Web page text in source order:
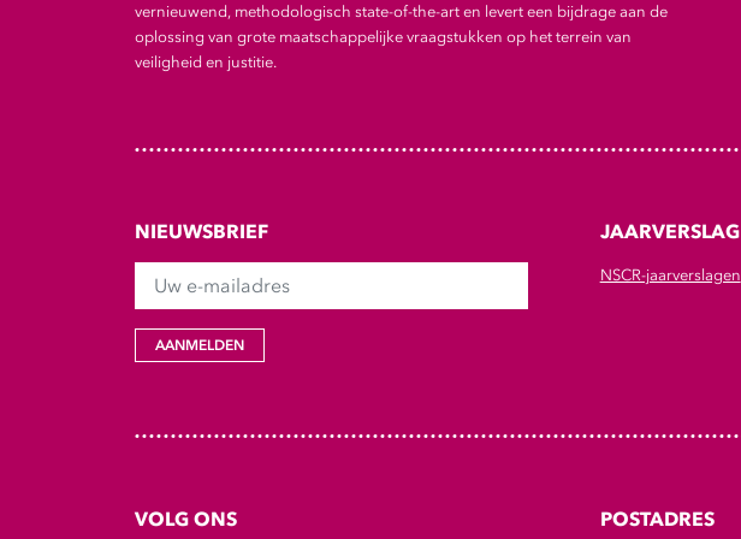
vernieuwend, methodologisch state-of-the-art en levert een bijdrage aan de
oplossing van grote maatschappelijke vraagstukken op het terrein van
veiligheid en justitie.
NIEUWSBRIEF
AANMELDEN
JAARVERSLAG
NSCR-jaarverslagen
VOLG ONS POSTADRES